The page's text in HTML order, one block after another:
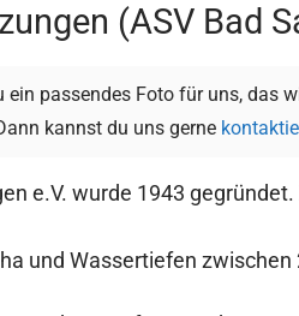
(ASV Bad
ein passendes Foto für uns, das
kannst du uns gerne
e.V. wurde 1943
und Wassertiefen zwischen